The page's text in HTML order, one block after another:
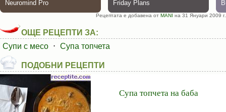
Рецептата е добавена от MANI на 31 Януари 2009 г.
ОЩЕ РЕЦЕПТИ ЗА:
Супи с месо ⋅ Супа топчета
ПОДОБНИ РЕЦЕПТИ
Супа топчета на баба